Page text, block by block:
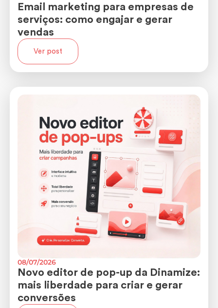
Email marketing para empresas de
serviços: como engajar e gerar
vendas
Ver post
08/07/2026
Novo editor de pop-up da Dinamize:
mais liberdade para criar e gerar
conversões